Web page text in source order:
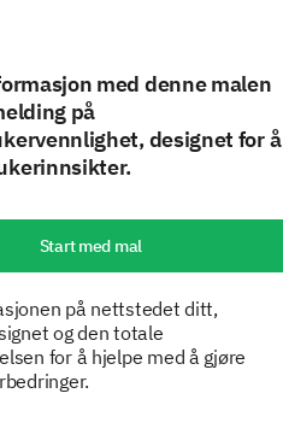
med denne malen
på
designet for å
Start med mal
på nettstedet ditt,
og den totale
for å hjelpe med å gjøre